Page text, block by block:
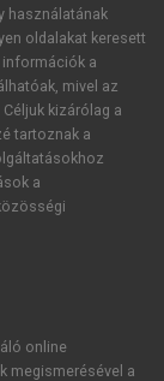
használatának
oldalakat keresett
információk a
mivel az
kizárólag a
tartoznak a
a
online
megismerésével a